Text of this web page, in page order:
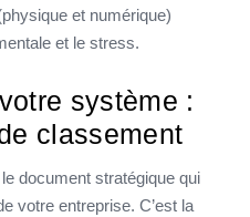
et numérique)
et le stress.
système :
classement
document stratégique qui
votre entreprise. C’est la